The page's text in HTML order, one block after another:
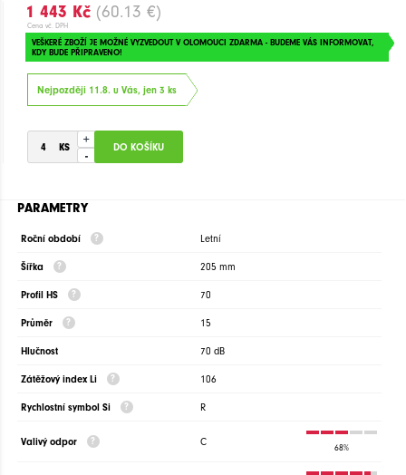
1 443 Kč (60.13 €)
Cena vč. DPH
VEŠKERÉ ZBOŽÍ JE MOŽNÉ VYZVEDOUT V OLOMOUCI ZDARMA - BUDEME VÁS INFORMOVAT,
KDY BUDE PŘIPRAVENO!
Nejpozději 11.8. u Vás, jen 3 ks
+
-
PARAMETRY
Roční období Letní
Šířka 205 mm
Profil HS 70
Průměr 15
Hlučnost 70 dB
Zátěžový index Li 106
Rychlostní symbol Si R
Valivý odpor C
68%